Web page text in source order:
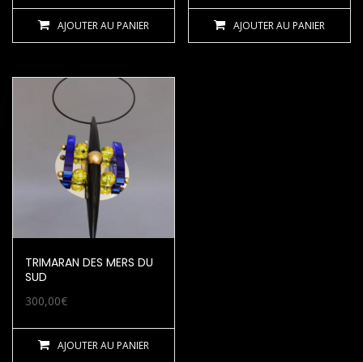
AJOUTER AU PANIER AJOUTER AU PANIER
TRIMARAN DES MERS DU
SUD
300,00€
AJOUTER AU PANIER